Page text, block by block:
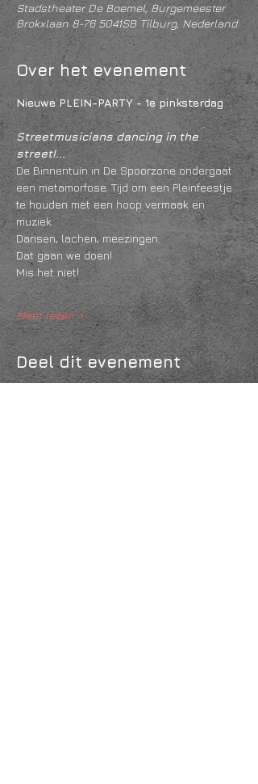
Stadstheater De Boemel, Burgemeester
Brokxlaan 8-76 5041SB Tilburg, Nederland
Over het evenement
Nieuwe PLEIN-PARTY - 1e pinksterdag
Streetmusicians dancing in the
street!...
De Binnentuin in De Spoorzone ondergaat
een metamorfose. Tijd om een Pleinfeestje
te houden met een hoop vermaak en
muziek.
Dansen, lachen, meezingen.
Dat gaan we doen!
Mis het niet!
Meer lezen >
Deel dit evenement